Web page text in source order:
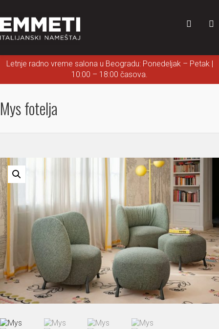
Letnje radno vreme salona u Beogradu: Ponedeljak – Petak |
10:00 – 18:00 časova.
Mys fotelja